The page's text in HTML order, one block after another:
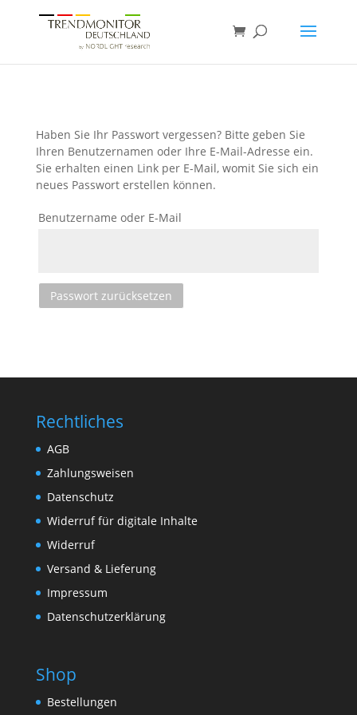
Haben Sie Ihr Passwort vergessen? Bitte geben Sie
Ihren Benutzernamen oder Ihre E-Mail-Adresse ein.
Sie erhalten einen Link per E-Mail, womit Sie sich ein
neues Passwort erstellen können.
Benutzername oder E-Mail
Passwort zurücksetzen
Rechtliches
AGB
Zahlungsweisen
Datenschutz
Widerruf für digitale Inhalte
Widerruf
Versand & Lieferung
Impressum
Datenschutzerklärung
Shop
Bestellungen